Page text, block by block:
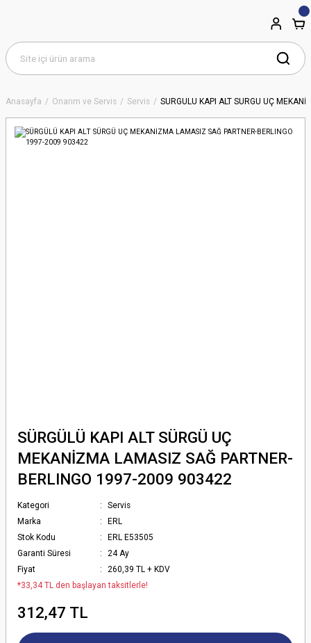
Anasayfa Onarım ve Servis Servis SÜRGÜLÜ KAPI ALT SÜRGÜ UÇ
SÜRGÜLÜ KAPI ALT SÜRGÜ UÇ
MEKANİZMA LAMASIZ SAĞ PARTNER-
BERLINGO 1997-2009 903422
Kategori
Servis
Marka
ERL
Stok Kodu
ERL E53505
Garanti Süresi
24 Ay
Fiyat
260,39 TL + KDV
*33,34 TL den başlayan taksitlerle!
312,47 TL